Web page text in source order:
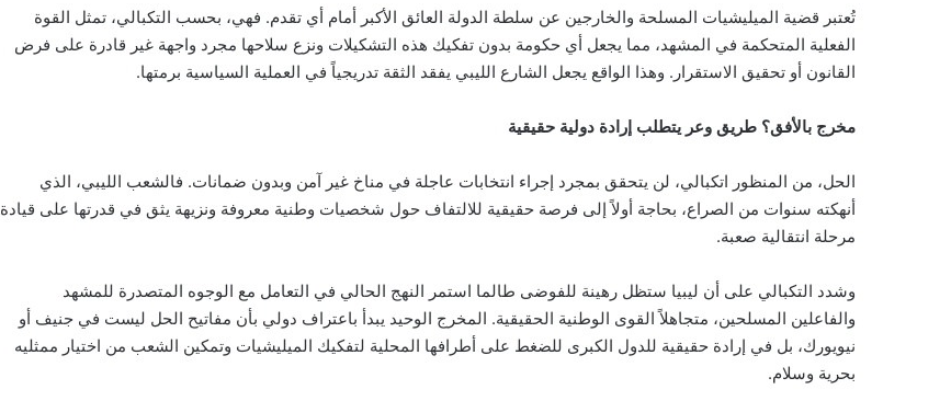
تُعتبر قضية الميليشيات المسلحة والخارجين عن سلطة الدولة العائق الأكبر أمام أي تقدم. فهي، بحسب التكبالي، تمثل القوة
الفعلية المتحكمة في المشهد، مما يجعل أي حكومة بدون تفكيك هذه التشكيلات ونزع سلاحها مجرد واجهة غير قادرة على فرض
القانون أو تحقيق الاستقرار. وهذا الواقع يجعل الشارع الليبي يفقد الثقة تدريجياً في العملية السياسية برمتها.
مخرج بالأفق؟ طريق وعر يتطلب إرادة دولية حقيقية
الحل، من المنظور اتكبالي، لن يتحقق بمجرد إجراء انتخابات عاجلة في مناخ غير آمن وبدون ضمانات. فالشعب الليبي، الذي
أنهكته سنوات من الصراع، بحاجة أولاً إلى فرصة حقيقية للالتفاف حول شخصيات وطنية معروفة ونزيهة يثق في قدرتها على قيادة
مرحلة انتقالية صعبة.
وشدد التكبالي على أن ليبيا ستظل رهينة للفوضى طالما استمر النهج الحالي في التعامل مع الوجوه المتصدرة للمشهد
والفاعلين المسلحين، متجاهلاً القوى الوطنية الحقيقية. المخرج الوحيد يبدأ باعتراف دولي بأن مفاتيح الحل ليست في جنيف أو
نيويورك، بل في إرادة حقيقية للدول الكبرى للضغط على أطرافها المحلية لتفكيك الميليشيات وتمكين الشعب من اختيار ممثليه
بحرية وسلام.